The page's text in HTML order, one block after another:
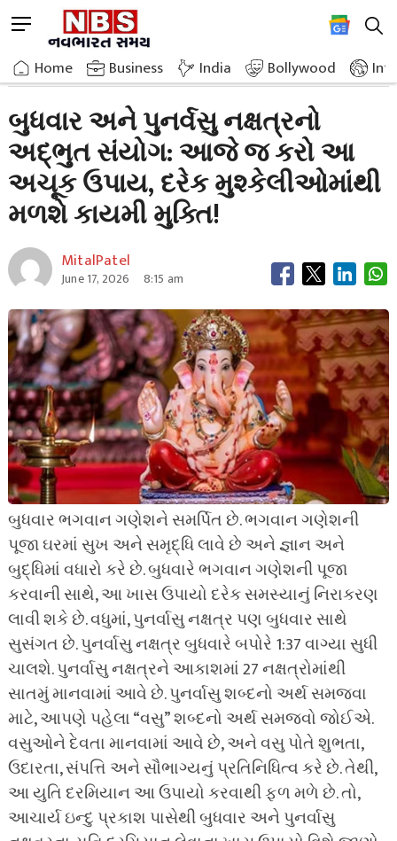
to
content
M
n
u
u
t
o
Home Business India Bollywood
Home»Astrology»Amazing Coincidence Of Wednesday And Punarvasu
બુધવાર અને પુનર્વસુ નક્ષત્રનો
અદ્ભુત સંયોગ: આજે જ કરો આ
અચૂક ઉપાય, દરેક મુશ્કેલીઓમાંથી
મળશે કાયમી મુક્તિ!
MitalPatel
June 17, 2026 8:15 am
બુધવાર ભગવાન ગણેશને સમર્પિત છે. ભગવાન ગણેશની
પૂજા ઘરમાં સુખ અને સમૃદ્ધિ લાવે છે અને જ્ઞાન અને
બુદ્ધિમાં વધારો કરે છે. બુધવારે ભગવાન ગણેશની પૂજા
કરવાની સાથે, આ ખાસ ઉપાયો દરેક સમસ્યાનું નિરાકરણ
લાવી શકે છે. વધુમાં, પુનર્વાસુ નક્ષત્ર પણ બુધવાર સાથે
સુસંગત છે. પુનર્વાસુ નક્ષત્ર બુધવારે બપોરે 1:37 વાગ્યા સુધી
ચાલશે. પુનર્વાસુ નક્ષત્રને આકાશમાં 27 નક્ષત્રોમાંથી
સાતમું માનવામાં આવે છે. પુનર્વાસુ શબ્દનો અર્થ સમજવા
માટે, આપણે પહેલા “વસુ” શબ્દનો અર્થ સમજવો જોઈએ.
વસુઓને દેવતા માનવામાં આવે છે, અને વસુ પોતે શુભતા,
ઉદારતા, સંપત્તિ અને સૌભાગ્યનું પ્રતિનિધિત્વ કરે છે. તેથી,
આ યુતિ દરમિયાન આ ઉપાયો કરવાથી ફળ મળે છે. તો,
આચાર્ય ઇન્દુ પ્રકાશ પાસેથી બુધવાર અને પુનર્વાસુ